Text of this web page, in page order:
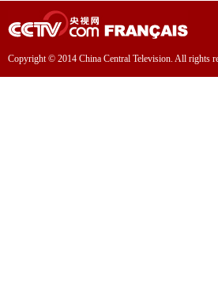
Copyright © 2014 China Central Television. All rights